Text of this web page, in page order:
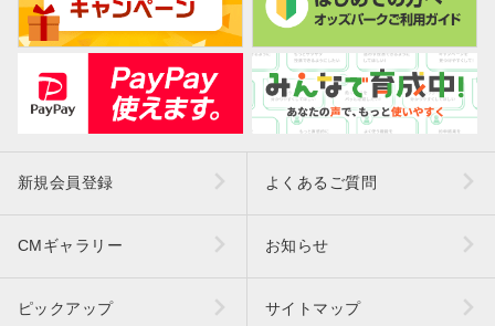
新規会員登録 よくあるご質問
CMギャラリー お知らせ
ピックアップ サイトマップ